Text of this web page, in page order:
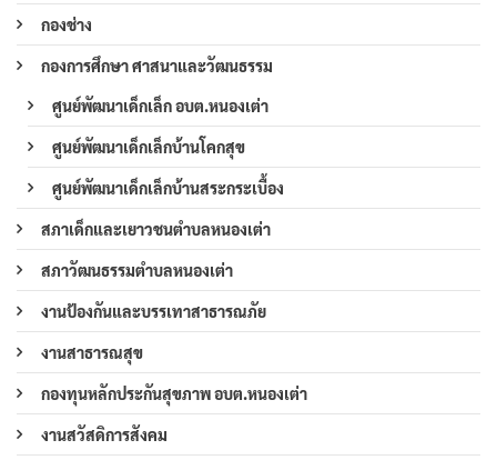
กองช่าง
กองการศึกษา ศาสนาและวัฒนธรรม
ศูนย์พัฒนาเด็กเล็ก อบต.หนองเต่า
ศูนย์พัฒนาเด็กเล็กบ้านโคกสุข
ศูนย์พัฒนาเด็กเล็กบ้านสระกระเบื้อง
สภาเด็กและเยาวชนตำบลหนองเต่า
สภาวัฒนธรรมตำบลหนองเต่า
งานป้องกันและบรรเทาสาธารณภัย
งานสาธารณสุข
กองทุนหลักประกันสุขภาพ อบต.หนองเต่า
งานสวัสดิการสังคม